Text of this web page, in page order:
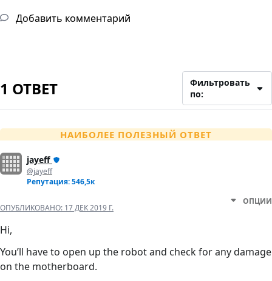
Добавить комментарий
1 ОТВЕТ
Фильтровать
по:
НАИБОЛЕЕ ПОЛЕЗНЫЙ ОТВЕТ
jayeff
@jayeff
Репутация: 546,5к
ОПУБЛИКОВАНО: 17 ДЕК 2019 Г.
ОПЦИИ
Hi,
You’ll have to open up the robot and check for any damage
on the motherboard.